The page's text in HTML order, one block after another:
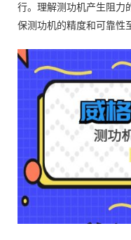
行。理解测功机产生阻力
保测功机的精度和可靠性